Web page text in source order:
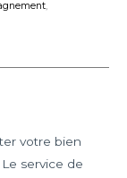
,
votre bien
service de